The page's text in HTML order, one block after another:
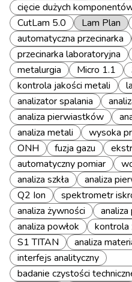
cięcie dużych
CutLam 5.0
Lam Plan
automatyczna przecinarka
przecinarka laboratoryjna
metalurgia
Micro 1.1
kontrola jakości metali
analizator spalania
analiza pierwiastków
analiza metali
wysoka
ONH
fuzja gazu
automatyczny pomiar
analiza szkła
analiza
Q2 Ion
spektrometr
analiza żywności
analiza powłok
kontrola
S1 TITAN
analiza
interfejs analityczny
badanie czystości